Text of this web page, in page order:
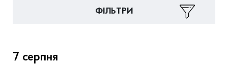
ФІЛЬТРИ
7 серпня